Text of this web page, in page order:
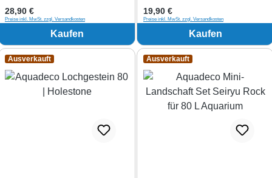
Regulärer Preis:
28,90 €
Preise inkl. MwSt. zzgl. Versandkosten
Kaufen
Regulärer Preis:
19,90 €
Preise inkl. MwSt. zzgl. Versandkosten
Kaufen
Ausverkauft Ausverkauft